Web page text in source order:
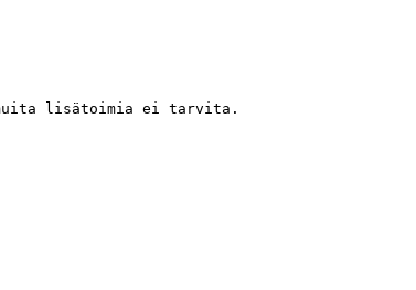
lisätoimia ei tarvita.